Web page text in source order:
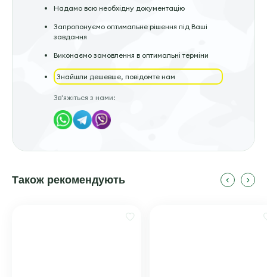
Надамо всю необхідну документацію
Запропонуємо оптимальне рішення під Ваші
завдання
Виконаємо замовлення в оптимальні терміни
Знайшли дешевше, повідомте нам
Зв'яжіться з нами:
Також рекомендують